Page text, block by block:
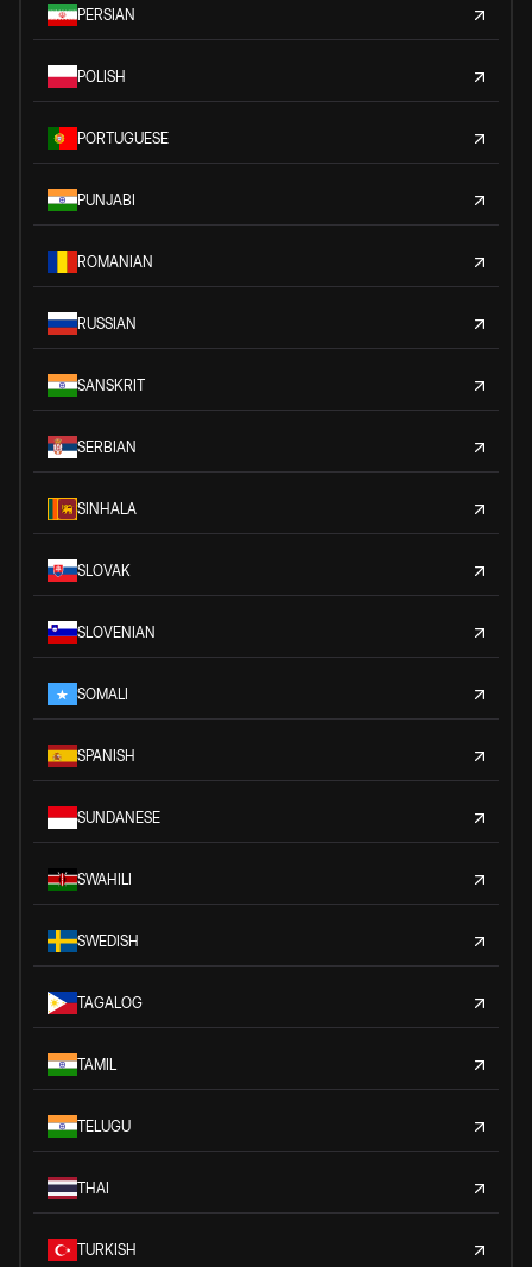
PERSIAN
POLISH
PORTUGUESE
PUNJABI
ROMANIAN
RUSSIAN
SANSKRIT
SERBIAN
SINHALA
SLOVAK
SLOVENIAN
SOMALI
SPANISH
SUNDANESE
SWAHILI
SWEDISH
TAGALOG
TAMIL
TELUGU
THAI
TURKISH